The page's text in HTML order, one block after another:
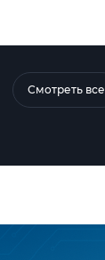
Смотреть все